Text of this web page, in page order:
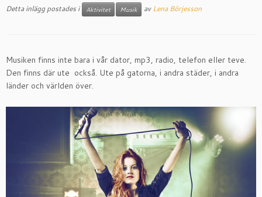
Detta inlägg postades i Aktivitet Musik avLena Börjesson
Musiken finns inte bara i vår dator, mp3, radio, telefon eller teve.
Den finns där ute också. Ute på gatorna, i andra städer, i andra
länder och världen över.